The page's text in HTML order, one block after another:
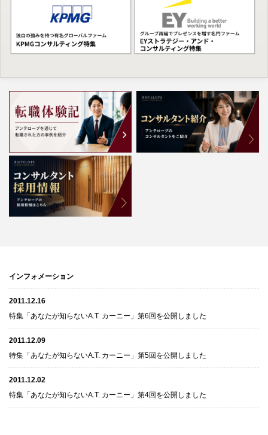
インフォメーション
2011.12.16
特集「あなたが知らないA.T. カーニー」第6回を公開しました
2011.12.09
特集「あなたが知らないA.T. カーニー」第5回を公開しました
2011.12.02
特集「あなたが知らないA.T. カーニー」第4回を公開しました